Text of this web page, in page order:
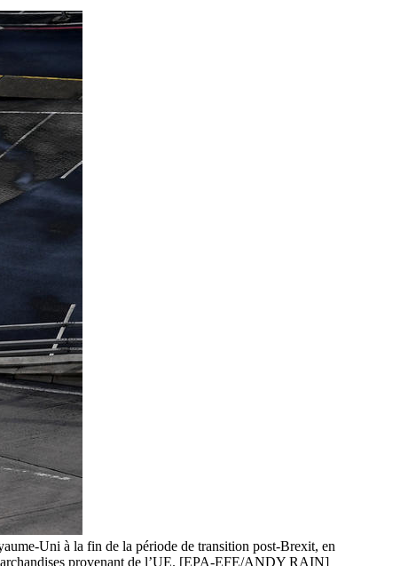
Uni à la fin de la période de transition post-Brexit, en
provenant de l’UE. [EPA-EFE/ANDY RAIN]